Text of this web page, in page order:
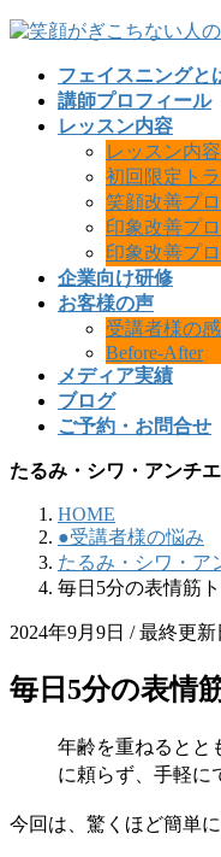
フェイスニングと
講師プロフィール
レッスン内容
レッスン内
初回限定ト
笑顔改善プ
印象改善プ
印象改善プ
企業向け研修
お客様の声
受講者様の
Before-After
メディア実績
ブログ
ご予約・お問合せ
たるみ・シワ・アンチ
HOME
●受講者様の悩み
たるみ・シワ・ア
毎日5分の表情筋
2024年9月9日 / 最終更新
毎日5分の表情
年齢を重ねるとと
に頼らず、手軽に
今回は、驚くほど簡単